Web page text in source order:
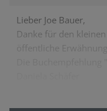
Lieber Joe Bauer,
Danke für den
öffentliche